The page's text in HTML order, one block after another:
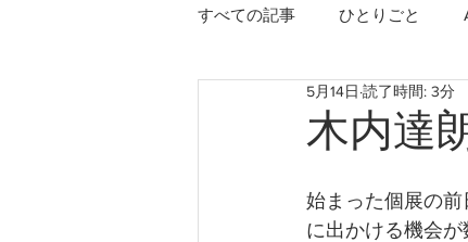
すべての記事 ひとりごと
神戸のこと
たからものforおくりもの2022
木内達
5月14日 読了時間: 3分
始まった個展の
に出かける機会が